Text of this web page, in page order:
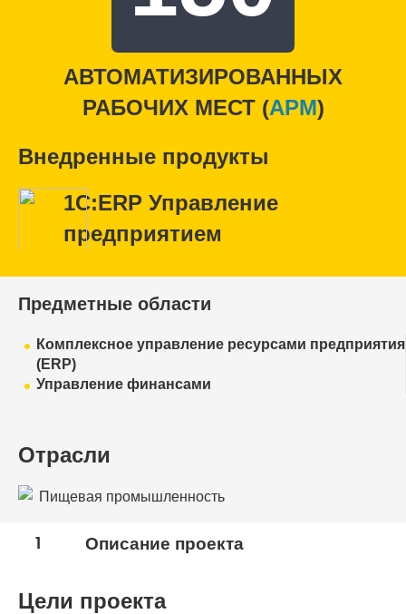
АВТОМАТИЗИРОВАННЫХ
РАБОЧИХ МЕСТ (APM)
Внедренные продукты
1С:ERP Управление
предприятием
Предметные области
Комплексное управление ресурсами предприятия
(ERP)
Управление финансами
Отрасли
Пищевая промышленность
1 Описание проекта
Цели проекта